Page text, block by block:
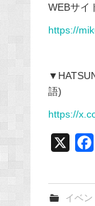
WEBサイ
https://
語)
https://
イベン